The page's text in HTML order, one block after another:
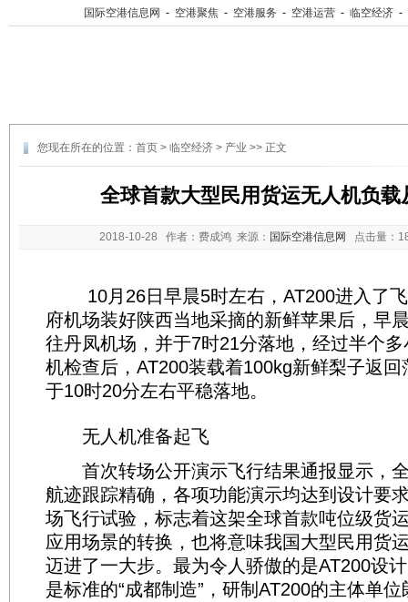
国际空港信息网 - 空港聚焦 - 空港服务 - 空港运营 - 临空经济 -
您现在所在的位置： 首页 > 临空经济 > 产业 >> 正文
全球首款大型民用货运无人机负载
2018-10-28 作者：费成鸿 来源： 国际空港信息网 点击量：
10月26日早晨5时左右，AT200进入了飞
府机场装好陕西当地采摘的新鲜苹果后，早
往丹凤机场，并于7时21分落地，经过半个
机检查后，AT200装载着100kg新鲜梨子返
于10时20分左右平稳落地。
无人机准备起飞
首次转场公开演示飞行结果通报显示，
航迹跟踪精确，各项功能演示均达到设计要
场飞行试验，标志着这架全球首款吨位级货
应用场景的转换，也将意味我国大型民用货
迈进了一大步。最为令人骄傲的是AT200设
是标准的“成都制造”，研制AT200的主体单